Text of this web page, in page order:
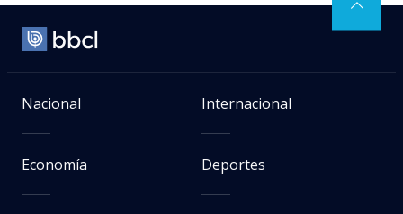
Nacional Internacional
Economía Deportes